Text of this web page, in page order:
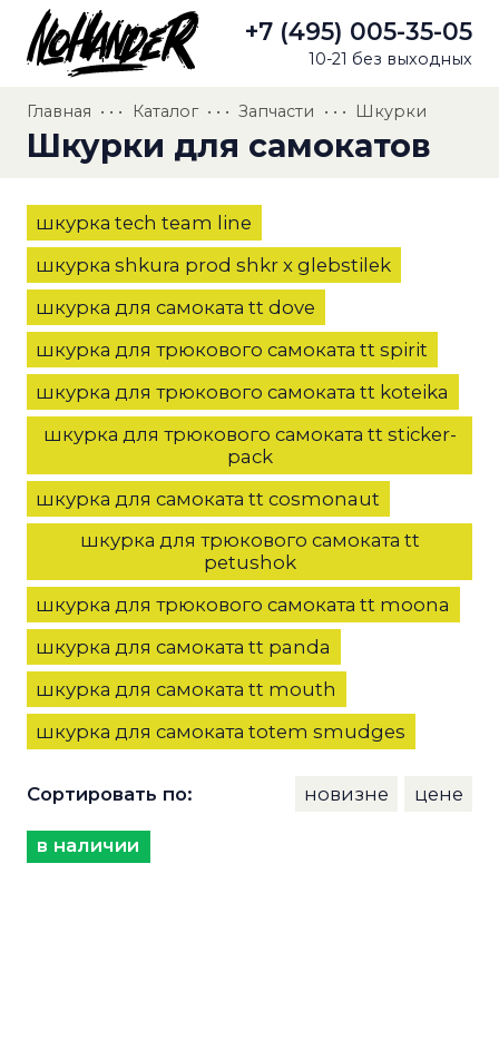
+7 (495) 005-35-05
10-21 без выходных
Главная • • • Каталог • • • Запчасти • • • Шкурки
Шкурки для самокатов
шкурка tech team line
шкурка shkura prod shkr x glebstilek
шкурка для самоката tt dove
шкурка для трюкового самоката tt spirit
шкурка для трюкового самоката tt koteika
шкурка для трюкового самоката tt sticker-
pack
шкурка для самоката tt cosmonaut
шкурка для трюкового самоката tt
petushok
шкурка для трюкового самоката tt moona
шкурка для самоката tt panda
шкурка для самоката tt mouth
шкурка для самоката totem smudges
Сортировать по: новизне цене
в наличии